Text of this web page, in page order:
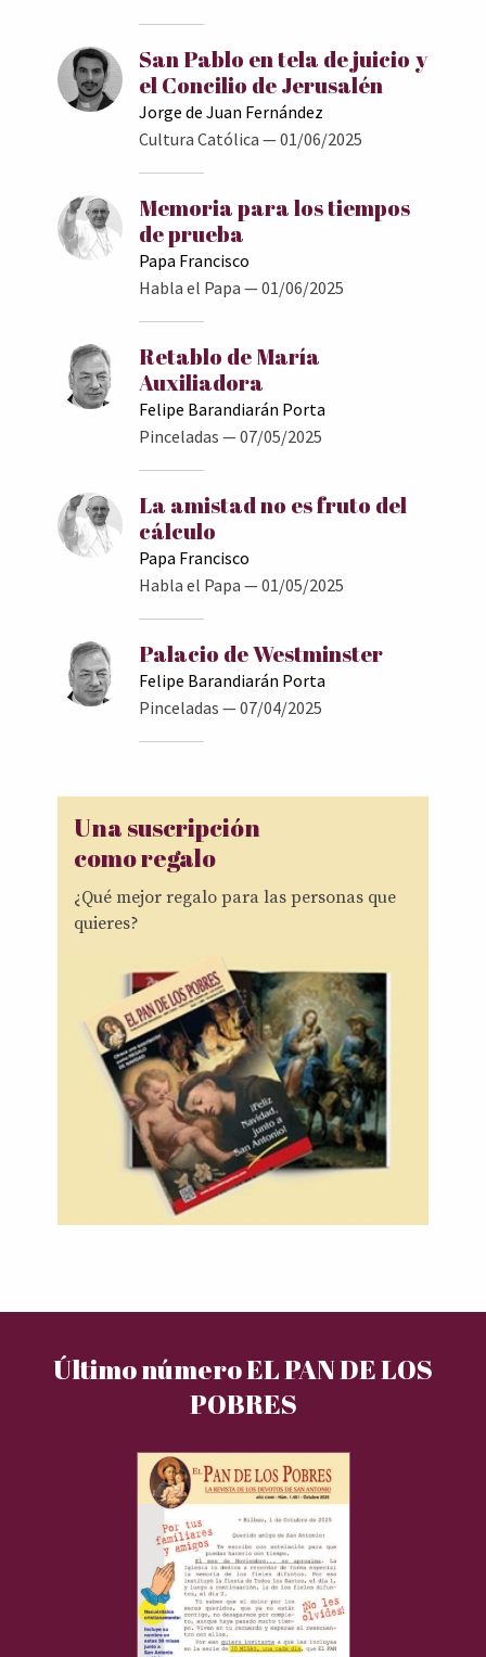
San Pablo en tela de juicio y
el Concilio de Jerusalén
Jorge de Juan Fernández
Cultura Católica — 01/06/2025
Memoria para los tiempos
de prueba
Papa Francisco
Habla el Papa — 01/06/2025
Retablo de María
Auxiliadora
Felipe Barandiarán Porta
Pinceladas — 07/05/2025
La amistad no es fruto del
cálculo
Papa Francisco
Habla el Papa — 01/05/2025
Palacio de Westminster
Felipe Barandiarán Porta
Pinceladas — 07/04/2025
Una suscripción
como regalo
¿Qué mejor regalo para las personas que
quieres?
Último número EL PAN DE LOS
POBRES